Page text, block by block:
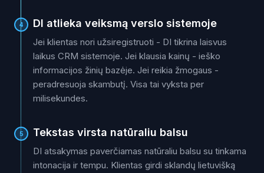
4 DI atlieka veiksmą verslo sistemoje
Jei klientas nori užsiregistruoti - DI tikrina laisvus
laikus CRM sistemoje. Jei klausia kainų - ieško
informacijos žinių bazėje. Jei reikia žmogaus -
peradresuoja skambutį. Visa tai vyksta per
milisekundes.
5 Tekstas virsta natūraliu balsu
DI atsakymas paverčiamas natūraliu balsu su tinkama
intonacija ir tempu. Klientas girdi sklandų lietuvišką